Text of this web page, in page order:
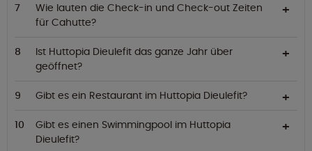
Wie lauten die Check-in und Check-out Zeiten
für Cahutte?
Ist Huttopia Dieulefit das ganze Jahr über
geöffnet?
Gibt es ein Restaurant im Huttopia Dieulefit?
Gibt es einen Swimmingpool im Huttopia
Dieulefit?